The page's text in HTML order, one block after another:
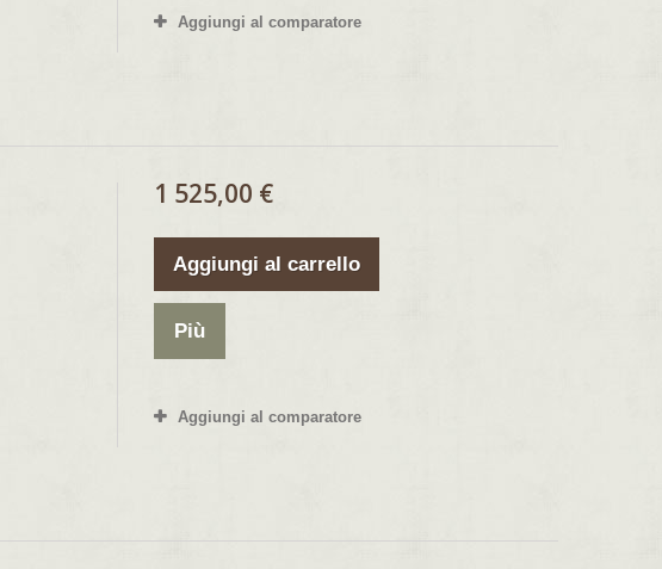
Aggiungi al comparatore
1 525,00 €
Aggiungi al carrello
Più
Aggiungi al comparatore